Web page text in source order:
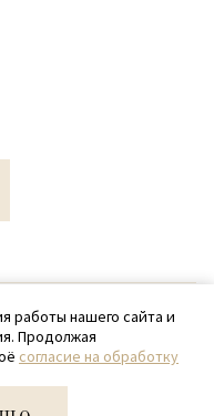
97-87
работы нашего сайта и
Продолжая
согласие на обработку